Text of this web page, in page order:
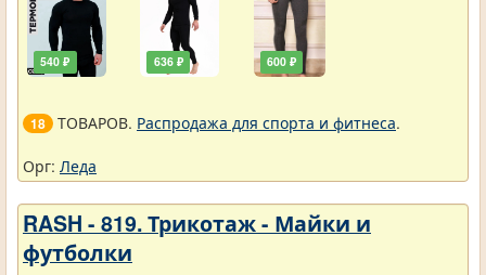
540 ₽ 636 ₽ 600 ₽
18 ТОВАРОВ. Распродажа для спорта и фитнеса.
Орг: Леда
RASH - 819. Трикотаж - Майки и
футболки